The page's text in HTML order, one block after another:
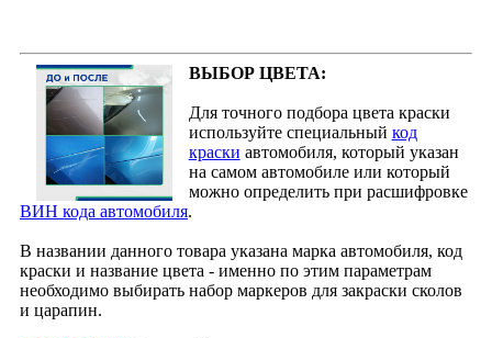
ВЫБОР ЦВЕТА:
Для точного подбора цвета краски
используйте специальный код
краски автомобиля, который указан
на самом автомобиле или который
можно определить при расшифровке
ВИН кода автомобиля.
В названии данного товара указана марка автомобиля, код
краски и название цвета - именно по этим параметрам
необходимо выбирать набор маркеров для закраски сколов
и царапин.